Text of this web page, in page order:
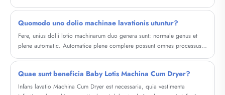
oeconomicae et portabilitas. Hic dux comprehensivus explorat quomodo
dolium lavacrum geminae machinae operantur, eorum commoda,
comparationes, considerationes emendi, apicibus sustentationis, et
Quomodo uno dolio machinae lavationis utuntur?
Fere, unius dolii lotio machinarum duo genera sunt: ​​normale genus et
plene automatic. Automatice plene complere possunt omnes processus
Quae sunt beneficia Baby Lotis Machina Cum Dryer?
Infans lavatio Machina Cum Dryer est necessaria, quia vestimenta